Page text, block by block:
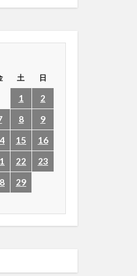
土 日
1
2
8
9
15
16
22
23
29